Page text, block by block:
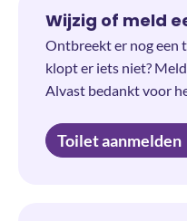
Wijzig of meld
Ontbreekt er nog een
klopt er iets niet?
Alvast bedankt voor
Toilet aanmelden